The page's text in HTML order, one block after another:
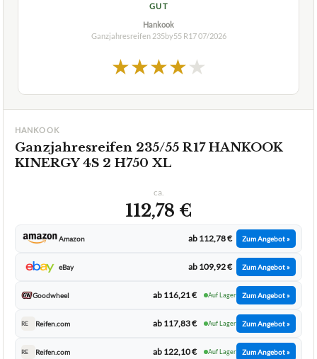
GUT
Hankook
Ganzjahresreifen 235by55 R1707/2026
★★★★★
HANKOOK
Ganzjahresreifen 235/55 R17 HANKOOK
KINERGY 4S 2 H750 XL
ca.
112,78 €
Amazon ab 112,78 € Zum Angebot »
eBay ab 109,92 € Zum Angebot »
Goodwheel ab 116,21 € Auf Lager Zum Angebot »
RE Reifen.com ab 117,83 € Auf Lager Zum Angebot »
RE Reifen.com ab 122,10 € Auf Lager Zum Angebot »